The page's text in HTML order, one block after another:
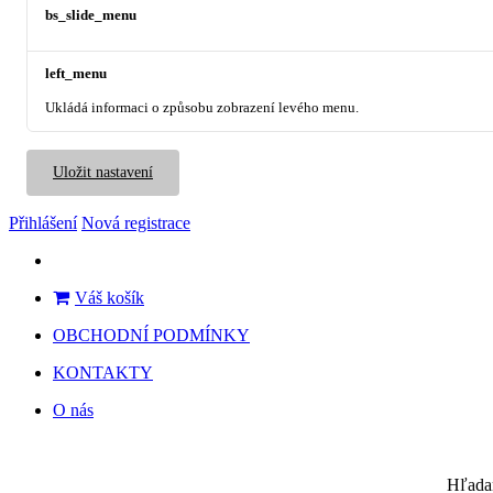
bs_slide_menu
left_menu
Ukládá informaci o způsobu zobrazení levého menu.
Uložit nastavení
Přihlášení Nová registrace
Váš košík
OBCHODNÍ PODMÍNKY
KONTAKTY
O nás